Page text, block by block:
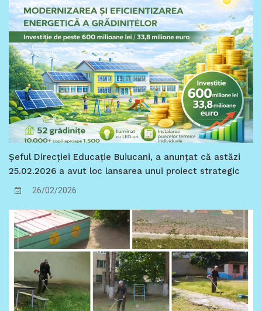
Șeful Direcției Educație Buiucani, a anunțat că astăzi
25.02.2026 a avut loc lansarea unui proiect strategic
de importanță municipală, care marchează o
energetice a instituțiilor de educație timpurie din
Chișinău.
26/02/2026